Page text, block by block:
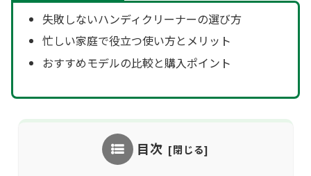
失敗しないハンディクリーナーの選び方
忙しい家庭で役立つ使い方とメリット
おすすめモデルの比較と購入ポイント
目次